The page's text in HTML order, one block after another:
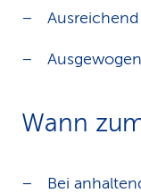
Wann
Bei